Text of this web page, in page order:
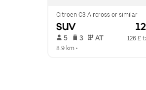
Citroen C3 Aircross or similar
SUV
5 3 AT
126 £
8.9 km •